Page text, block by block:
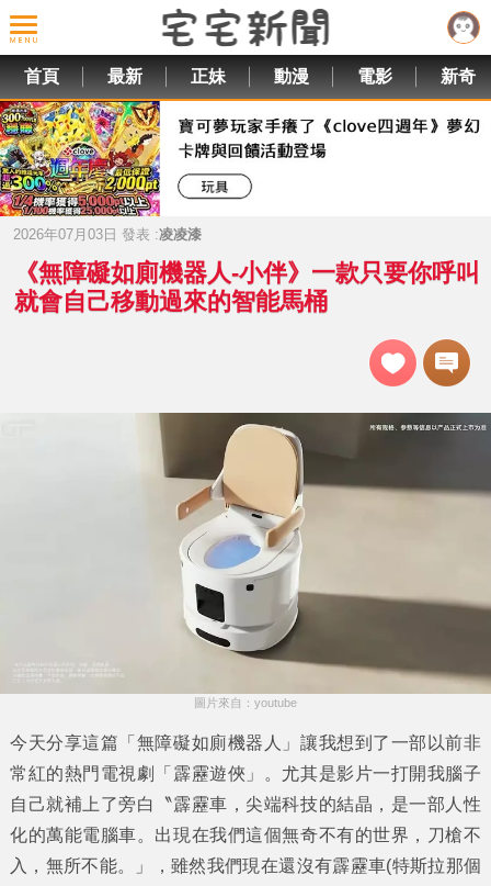
首頁 最新 正妹 動漫 電影 新奇
2026年07月03日 發表 :凌凌漆
《無障礙如廁機器人-小伴》一款只要你呼叫
就會自己移動過來的智能馬桶
圖片來自：youtube
今天分享這篇「 無障礙如廁機器人 」讓我想到了一部以前非
常紅的熱門電視劇「霹靂遊俠」。尤其是影片一打開我腦子
自己就補上了旁白〝霹靂車，尖端科技的結晶，是一部人性
化的萬能電腦車。出現在我們這個無奇不有的世界，刀槍不
入，無所不能。」，雖然我們現在還沒有霹靂車(特斯拉那個